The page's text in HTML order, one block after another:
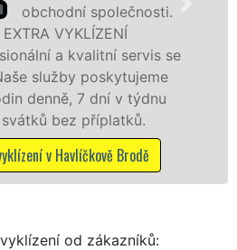
se
v Havlíčkově
tuto službu jak
osobám se
práce, a to NON-
Mám zájem o
od zákazníků: